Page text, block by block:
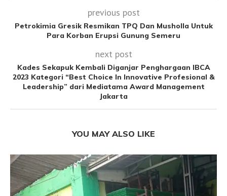
previous post
Petrokimia Gresik Resmikan TPQ Dan Musholla Untuk
Para Korban Erupsi Gunung Semeru
next post
Kades Sekapuk Kembali Diganjar Penghargaan IBCA
2023 Kategori “Best Choice In Innovative Profesional &
Leadership” dari Mediatama Award Management
Jakarta
YOU MAY ALSO LIKE